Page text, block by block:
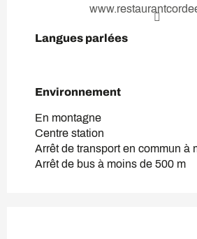
Langues parlées
Langues parlées
Environnement
Environnement
En montagne
Centre station
Arrêt de transport en commun à
Arrêt de bus à moins de 500 m